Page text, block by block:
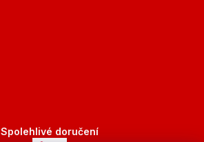
Spolehlivé doručení